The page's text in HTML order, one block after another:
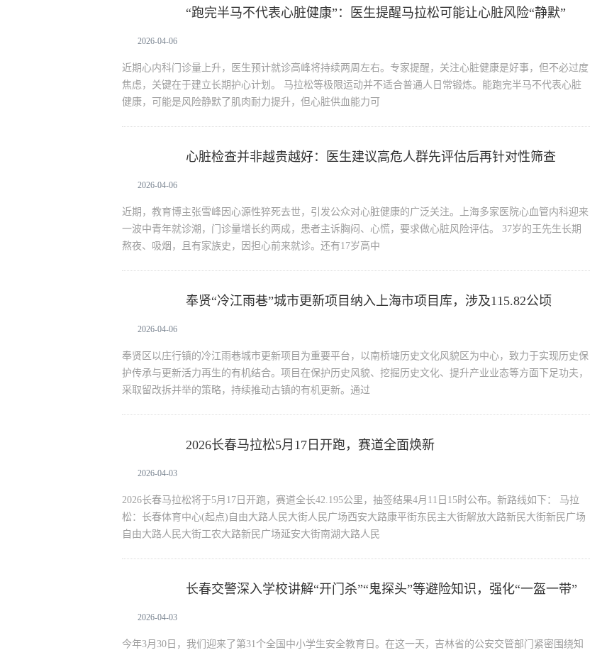
“跑完半马不代表心脏健康”：医生提醒马拉松可能让心脏风险“静默”
2026-04-06
近期心内科门诊量上升，医生预计就诊高峰将持续两周左右。专家提醒，关注心脏健康是好事，但不必过度
焦虑，关键在于建立长期护心计划。 马拉松等极限运动并不适合普通人日常锻炼。能跑完半马不代表心脏
健康，可能是风险静默了肌肉耐力提升，但心脏供血能力可
心脏检查并非越贵越好：医生建议高危人群先评估后再针对性筛查
2026-04-06
近期，教育博主张雪峰因心源性猝死去世，引发公众对心脏健康的广泛关注。上海多家医院心血管内科迎来
一波中青年就诊潮，门诊量增长约两成，患者主诉胸闷、心慌，要求做心脏风险评估。 37岁的王先生长期
熬夜、吸烟，且有家族史，因担心前来就诊。还有17岁高中
奉贤“冷江雨巷”城市更新项目纳入上海市项目库，涉及115.82公顷
2026-04-06
奉贤区以庄行镇的冷江雨巷城市更新项目为重要平台，以南桥塘历史文化风貌区为中心，致力于实现历史保
护传承与更新活力再生的有机结合。项目在保护历史风貌、挖掘历史文化、提升产业业态等方面下足功夫，
采取留改拆并举的策略，持续推动古镇的有机更新。通过
2026长春马拉松5月17日开跑，赛道全面焕新
2026-04-03
2026长春马拉松将于5月17日开跑，赛道全长42.195公里，抽签结果4月11日15时公布。新路线如下： 马拉
松：长春体育中心(起点)自由大路人民大街人民广场西安大路康平街东民主大街解放大路新民大街新民广场
自由大路人民大街工农大路新民广场延安大街南湖大路人民
长春交警深入学校讲解“开门杀”“鬼探头”等避险知识，强化“一盔一带”
2026-04-03
今年3月30日，我们迎来了第31个全国中小学生安全教育日。在这一天，吉林省的公安交管部门紧密围绕知